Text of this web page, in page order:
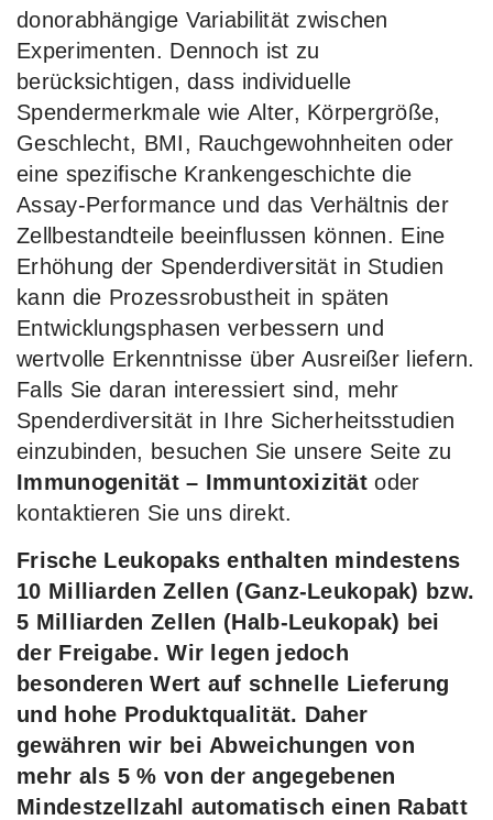
donorabhängige Variabilität zwischen
Experimenten. Dennoch ist zu
berücksichtigen, dass individuelle
Spendermerkmale wie Alter, Körpergröße,
Geschlecht, BMI, Rauchgewohnheiten oder
eine spezifische Krankengeschichte die
Assay-Performance und das Verhältnis der
Zellbestandteile beeinflussen können. Eine
Erhöhung der Spenderdiversität in Studien
kann die Prozessrobustheit in späten
Entwicklungsphasen verbessern und
wertvolle Erkenntnisse über Ausreißer liefern.
Falls Sie daran interessiert sind, mehr
Spenderdiversität in Ihre Sicherheitsstudien
einzubinden, besuchen Sie unsere Seite zu
Immunogenität – Immuntoxizität oder
kontaktieren Sie uns direkt.
Frische Leukopaks enthalten mindestens
10 Milliarden Zellen (Ganz-Leukopak) bzw.
5 Milliarden Zellen (Halb-Leukopak) bei
der Freigabe. Wir legen jedoch
besonderen Wert auf schnelle Lieferung
und hohe Produktqualität. Daher
gewähren wir bei Abweichungen von
mehr als 5 % von der angegebenen
Mindestzellzahl automatisch einen Rabatt